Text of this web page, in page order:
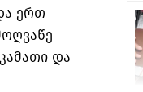
ერთ
და